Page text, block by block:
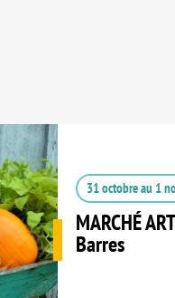
31 octobreau 1
MARCHÉ
Barres